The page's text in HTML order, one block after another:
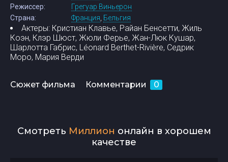
Режиссер:
Грегуар Виньерон
Страна:
Франция Бельгия
Актеры: Кристиан Клавье, Райан Бенсетти, Жиль
Коэн, Клэр Шюст, Жюли Ферье, Жан-Люк Кушар,
Шарлотта Габрис, Léonard Berthet-Rivière, Седрик
Моро, Мария Верди
Сюжет фильма Комментарии 0
Смотреть Миллион онлайн в хорошем
качестве